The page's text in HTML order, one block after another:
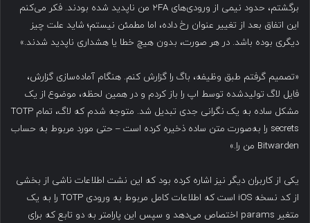
برگشتم، حدود نیمی از ورودی‌های ۲FA من ناپدید شده بودند. فکر می‌کنم
این اتفاق بعد از تغییر عنوان رخ داده، اما مطمئن نیستم؛ شاید علت چیز
دیگری بوده باشد. در هر صورت، بدون هیچ خطا یا هشداری ناپدید شدند.»
«تصمیم گرفتم طبق وظیفه، باگ را گزارش کنم. هنگام آماده‌سازی گزارش،
فایل لاگ تولیدشده توسط اپ را باز کردم و در همین لحظه، موضوع از یک
مشکل ساده به یک نگرانی جدی تبدیل شد. متوجه شدم که لاگ، تمام TOTP
secrets را به‌صورت متن ساده ذخیره کرده است – حتی مورد مربوط به حساب
Bitwarden من را.»
یکی از کاربران دیگر نیز اشاره کرده بود که این نشت اطلاعات ناشی از بخشی
از کد نسخه iOS است که اطلاعات کامل مربوط به ورودی TOTP را به یک
متغیر params اختصاص می‌دهد و سپس این پارامتر به دو تابع که برای